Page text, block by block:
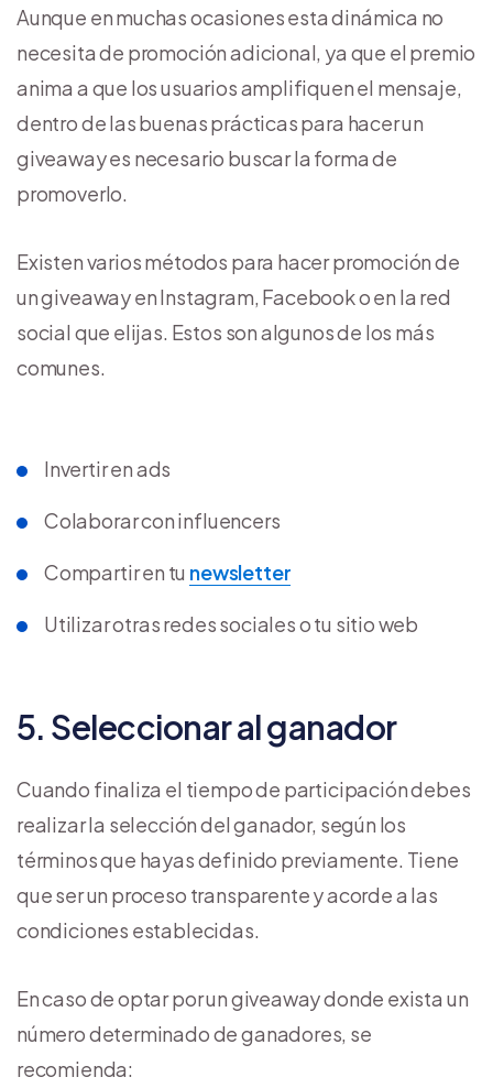
Aunque en muchas ocasiones esta dinámica no
necesita de promoción adicional, ya que el premio
anima a que los usuarios amplifiquen el mensaje,
dentro de las buenas prácticas para hacer un
giveaway es necesario buscar la forma de
promoverlo.
Existen varios métodos para hacer promoción de
un giveaway en Instagram, Facebook o en la red
social que elijas. Estos son algunos de los más
comunes.
Invertir en ads
Colaborar con influencers
Compartir en tu newsletter
Utilizar otras redes sociales o tu sitio web
5. Seleccionar al ganador
Cuando finaliza el tiempo de participación debes
realizar la selección del ganador, según los
términos que hayas definido previamente. Tiene
que ser un proceso transparente y acorde a las
condiciones establecidas.
En caso de optar por un giveaway donde exista un
número determinado de ganadores, se
recomienda: